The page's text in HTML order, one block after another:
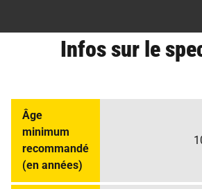
Infos sur le
Âge
minimum
recommandé
(en années)